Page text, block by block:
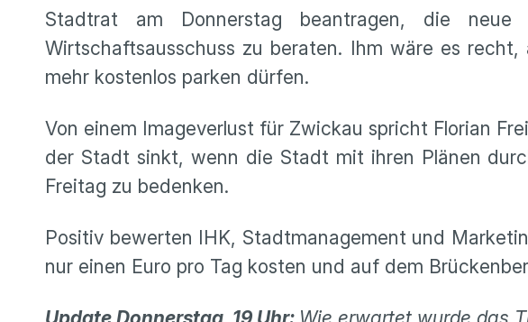
Stadtrat am Donnerstag beantragen, die
Wirtschaftsausschuss zu beraten. Ihm wäre es
mehr kostenlos parken dürfen.
Von einem Imageverlust für Zwickau spricht Florian
der Stadt sinkt, wenn die Stadt mit ihren Plänen
Freitag zu bedenken.
Positiv bewerten IHK, Stadtmanagement und
nur einen Euro pro Tag kosten und auf dem